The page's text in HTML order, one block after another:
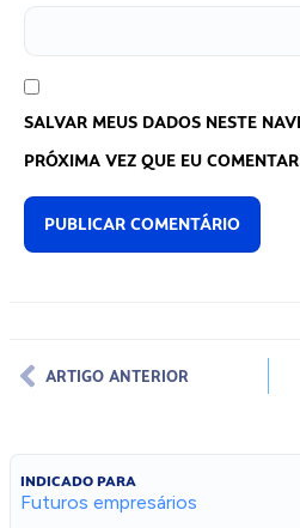
INDICADO PARA
Futuros empresários
SALVAR MEUS DADOS NESTE
PRÓXIMA VEZ QUE EU
ARTIGO ANTERIOR